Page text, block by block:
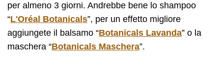
per almeno 3 giorni. Andrebbe bene lo shampoo
“L'Oréal Botanicals”, per un effetto migliore
aggiungete il balsamo “Botanicals Lavanda” o la
maschera “Botanicals Maschera”.